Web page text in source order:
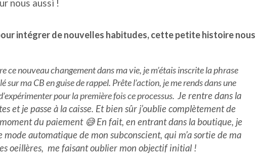
nous aussi !
intégrer de nouvelles habitudes, cette petite histoire nous
ce nouveau changement dans ma vie, je m’étais inscrite la phrase
sur ma CB en guise de rappel. Prête l’action, je me rends dans une
pour la première fois ce processus. Je rentre dans la
et je passe à la caisse. Et bien sûr j’oublie complètement de
du paiement 😅 En fait, en entrant dans la boutique, je
mode automatique de mon subconscient, qui m’a sortie de ma
oeillères, me faisant oublier mon objectif initial !